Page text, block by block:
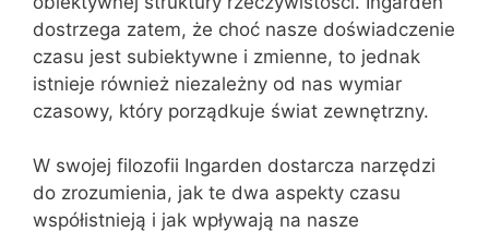
dostrzega zatem, że choć nasze doświadczenie
czasu jest subiektywne i zmienne, to jednak
istnieje również niezależny od nas wymiar
czasowy, który porządkuje świat zewnętrzny.
W swojej filozofii Ingarden dostarcza narzędzi
do zrozumienia, jak te dwa aspekty czasu
współistnieją i jak wpływają na nasze